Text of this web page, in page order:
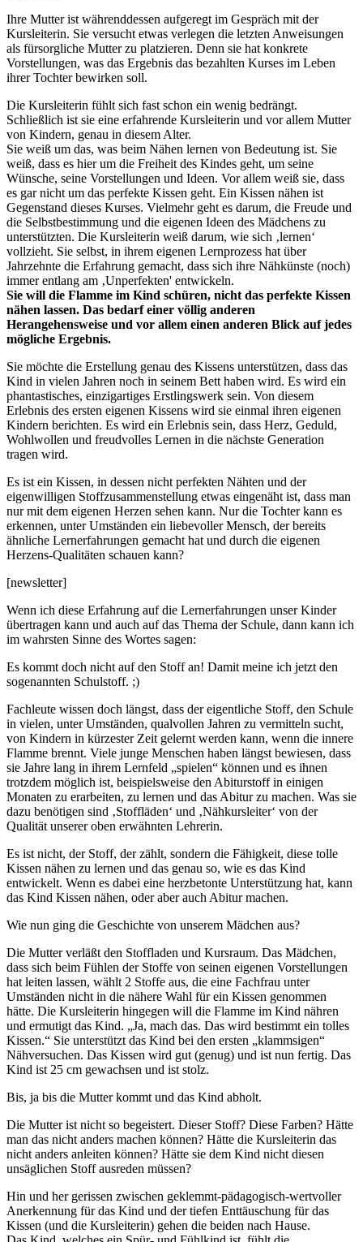
Ihre Mutter ist währenddessen aufgeregt im Gespräch mit der
Kursleiterin. Sie versucht etwas verlegen die letzten Anweisungen
als fürsorgliche Mutter zu platzieren. Denn sie hat konkrete
Vorstellungen, was das Ergebnis das bezahlten Kurses im Leben
ihrer Tochter bewirken soll.
Die Kursleiterin fühlt sich fast schon ein wenig bedrängt.
Schließlich ist sie eine erfahrende Kursleiterin und vor allem Mutter
von Kindern, genau in diesem Alter.
Sie weiß um das, was beim Nähen lernen von Bedeutung ist. Sie
weiß, dass es hier um die Freiheit des Kindes geht, um seine
Wünsche, seine Vorstellungen und Ideen. Vor allem weiß sie, dass
es gar nicht um das perfekte Kissen geht. Ein Kissen nähen ist
Gegenstand dieses Kurses. Vielmehr geht es darum, die Freude und
die Selbstbestimmung und die eigenen Ideen des Mädchens zu
unterstützten. Die Kursleiterin weiß darum, wie sich ‚lernen‘
vollzieht. Sie selbst, in ihrem eigenen Lernprozess hat über
Jahrzehnte die Erfahrung gemacht, dass sich ihre Nähkünste (noch)
immer entlang am ‚Unperfekten' entwickeln.
Sie will die Flamme im Kind schüren, nicht das perfekte Kissen
nähen lassen. Das bedarf einer völlig anderen
Herangehensweise und vor allem einen anderen Blick auf jedes
mögliche Ergebnis.
Sie möchte die Erstellung genau des Kissens unterstützen, dass das
Kind in vielen Jahren noch in seinem Bett haben wird. Es wird ein
phantastisches, einzigartiges Erstlingswerk sein. Von diesem
Erlebnis des ersten eigenen Kissens wird sie einmal ihren eigenen
Kindern berichten. Es wird ein Erlebnis sein, dass Herz, Geduld,
Wohlwollen und freudvolles Lernen in die nächste Generation
tragen wird.
Es ist ein Kissen, in dessen nicht perfekten Nähten und der
eigenwilligen Stoffzusammenstellung etwas eingenäht ist, dass man
nur mit dem eigenen Herzen sehen kann. Nur die Tochter kann es
erkennen, unter Umständen ein liebevoller Mensch, der bereits
ähnliche Lernerfahrungen gemacht hat und durch die eigenen
Herzens-Qualitäten schauen kann?
[newsletter]
Wenn ich diese Erfahrung auf die Lernerfahrungen unser Kinder
übertragen kann und auch auf das Thema der Schule, dann kann ich
im wahrsten Sinne des Wortes sagen:
Es kommt doch nicht auf den Stoff an! Damit meine ich jetzt den
sogenannten Schulstoff. ;)
Fachleute wissen doch längst, dass der eigentliche Stoff, den Schule
in vielen, unter Umständen, qualvollen Jahren zu vermitteln sucht,
von Kindern in kürzester Zeit gelernt werden kann, wenn die innere
Flamme brennt. Viele junge Menschen haben längst bewiesen, dass
sie Jahre lang in ihrem Lernfeld „spielen“ können und es ihnen
trotzdem möglich ist, beispielsweise den Abiturstoff in einigen
Monaten zu erarbeiten, zu lernen und das Abitur zu machen. Was sie
dazu benötigen sind ‚Stoffläden‘ und ‚Nähkursleiter‘ von der
Qualität unserer oben erwähnten Lehrerin.
Es ist nicht, der Stoff, der zählt, sondern die Fähigkeit, diese tolle
Kissen nähen zu lernen und das genau so, wie es das Kind
entwickelt. Wenn es dabei eine herzbetonte Unterstützung hat, kann
das Kind Kissen nähen, oder aber auch Abitur machen.
Wie nun ging die Geschichte von unserem Mädchen aus?
Die Mutter verläßt den Stoffladen und Kursraum. Das Mädchen,
dass sich beim Fühlen der Stoffe von seinen eigenen Vorstellungen
hat leiten lassen, wählt 2 Stoffe aus, die eine Fachfrau unter
Umständen nicht in die nähere Wahl für ein Kissen genommen
hätte. Die Kursleiterin hingegen will die Flamme im Kind nähren
und ermutigt das Kind. „Ja, mach das. Das wird bestimmt ein tolles
Kissen.“ Sie unterstützt das Kind bei den ersten „klammsigen“
Nähversuchen. Das Kissen wird gut (genug) und ist nun fertig. Das
Kind ist 25 cm gewachsen und ist stolz.
Bis, ja bis die Mutter kommt und das Kind abholt.
Die Mutter ist nicht so begeistert. Dieser Stoff? Diese Farben? Hätte
man das nicht anders machen können? Hätte die Kursleiterin das
nicht anders anleiten können? Hätte sie dem Kind nicht diesen
unsäglichen Stoff ausreden müssen?
Hin und her gerissen zwischen geklemmt-pädagogisch-wertvoller
Anerkennung für das Kind und der tiefen Enttäuschung für das
Kissen (und die Kursleiterin) gehen die beiden nach Hause.